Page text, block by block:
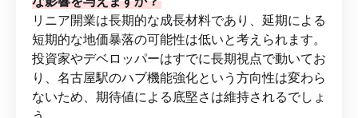
リニア開業は長期的な成長材料であり、延期による
短期的な地価暴落の可能性は低いと考えられます。
投資家やデベロッパーはすでに長期視点で動いてお
り、名古屋駅のハブ機能強化という方向性は変わら
ないため、期待値による底堅さは維持されるでしょ